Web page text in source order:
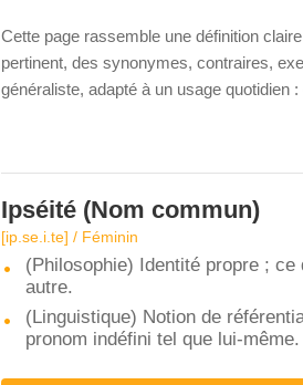
Cette page rassemble une définition
pertinent, des synonymes, contraires,
généraliste, adapté à un usage quotidien
Ipséité (Nom commun)
[ip.se.i.te] / Féminin
(Philosophie) Identité propre ; ce
autre.
(Linguistique) Notion de
pronom indéfini tel que lui-même.